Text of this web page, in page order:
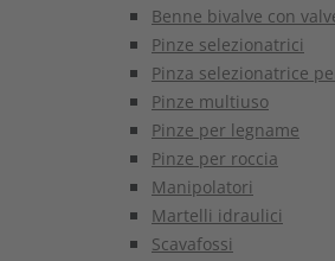
Benne bivalve con
Pinze selezionatrici
Pinza selezionatrice
Pinze multiuso
Pinze per legname
Pinze per roccia
Manipolatori
Martelli idraulici
Scavafossi